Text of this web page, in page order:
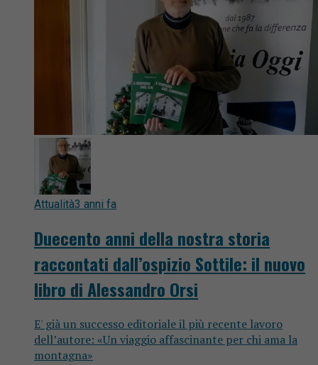
Attualità3 anni fa
Duecento anni della nostra storia
raccontati dall’ospizio Sottile: il nuovo
libro di Alessandro Orsi
E' già un successo editoriale il più recente lavoro
dell’autore: «Un viaggio affascinante per chi ama la
montagna»